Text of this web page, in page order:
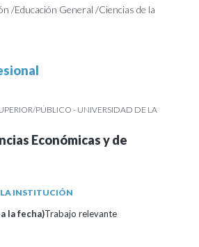
/Educación General /Ciencias de la
PÚBLICO - UNIVERSIDAD DE LA
Económicas y de
INSTITUCIÓN
la fecha)Trabajo relevante